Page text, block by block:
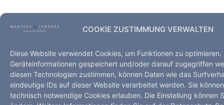
COOKIE ZUSTIMMUNG VERWALTEN
Diese Website verwendet Cookies, um Funktionen zu optimieren.
Geräteinformationen gespeichert und/oder darauf zugegriffen
diesen Technologien zustimmen, können Daten wie das
eindeutige IDs auf dieser Website verarbeitet werden. Sie
technisch notwendige Cookies erlauben. Die Einstellung können